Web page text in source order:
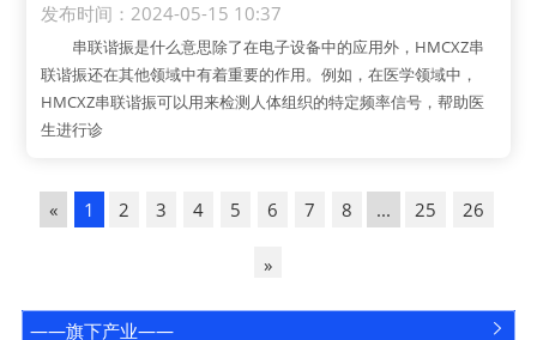
发布时间：2024-05-15 10:37
串联谐振是什么意思除了在电子设备中的应用外，HMCXZ串
联谐振还在其他领域中有着重要的作用。例如，在医学领域中，
HMCXZ串联谐振可以用来检测人体组织的特定频率信号，帮助医
生进行诊
« 1 2 3 4 5 6 7 8 ... 25 26
»
——旗下产业—— 